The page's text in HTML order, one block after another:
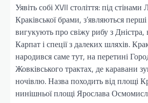
Уявіть собі XVII століття: під стінами
Краківської брами, з’являються
вигукують про свіжу рибу з Дністра,
Карпат і спеції з далеких шляхів.
народився саме тут, на перетині
Жовківського трактах, де каравани
ночівлю. Назва походить від площі
нинішньої площі Ярослава